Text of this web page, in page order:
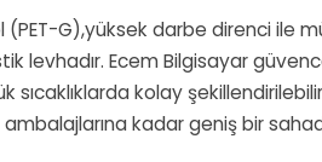
G),yüksek darbe direnci ile
levhadır. Ecem Bilgisayar
sıcaklıklarda kolay
ambalajlarına kadar geniş bir